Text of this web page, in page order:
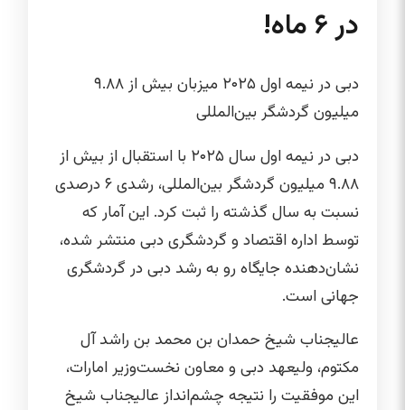
در ۶ ماه!
دبی در نیمه اول ۲۰۲۵ میزبان بیش از ۹.۸۸
میلیون گردشگر بین‌المللی
دبی در نیمه اول سال ۲۰۲۵ با استقبال از بیش از
۹.۸۸ میلیون گردشگر بین‌المللی، رشدی ۶ درصدی
نسبت به سال گذشته را ثبت کرد. این آمار که
توسط اداره اقتصاد و گردشگری دبی منتشر شده،
نشان‌دهنده جایگاه رو به رشد دبی در گردشگری
جهانی است.
عالیجناب شیخ حمدان بن محمد بن راشد آل
مکتوم، ولیعهد دبی و معاون نخست‌وزیر امارات،
این موفقیت را نتیجه چشم‌انداز عالیجناب شیخ